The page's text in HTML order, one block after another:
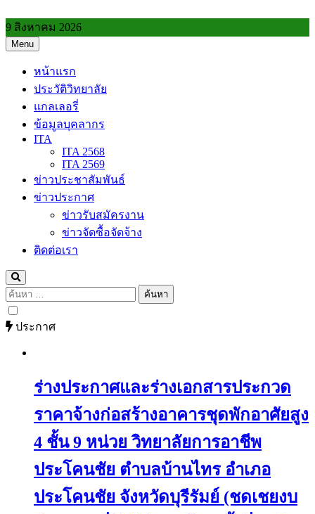
to
content
9 สิงหาคม 2026
Menu
หน้าแรก
ประวัติวิทยาลัย
แกลเลอรี่
ข้อมูลบุคลากร
ITA
ITA 2568
ITA 2569
ข่าวประชาสัมพันธ์
ข่าวประกาศ
ข่าวรับสมัครงาน
ข่าวจัดซื้อจัดจ้าง
ติดต่อเรา
ค้นหา
สำหรับ:
ประกาศ
ร่างประกาศและร่างเอกสารประกวด
ราคาจ้างก่อสร้างอาคารชุดพักอาศัยสูง
4 ชั้น 9 หน่วย วิทยาลัยการอาชีพ
ประโคนชัย ตำบลบ้านไทร อำเภอ
ประโคนชัย จังหวัดบุรีรัมย์ (ชดเชยงบ